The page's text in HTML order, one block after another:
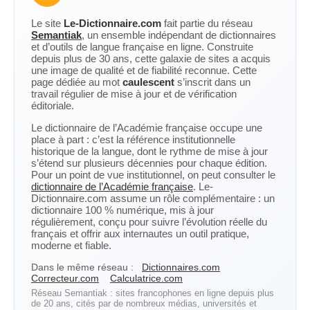
Le site Le-Dictionnaire.com fait partie du réseau
Semantiak, un ensemble indépendant de dictionnaires
et d’outils de langue française en ligne. Construite
depuis plus de 30 ans, cette galaxie de sites a acquis
une image de qualité et de fiabilité reconnue. Cette
page dédiée au mot caulescent s’inscrit dans un
travail régulier de mise à jour et de vérification
éditoriale.
Le dictionnaire de l’Académie française occupe une
place à part : c’est la référence institutionnelle
historique de la langue, dont le rythme de mise à jour
s’étend sur plusieurs décennies pour chaque édition.
Pour un point de vue institutionnel, on peut consulter le
dictionnaire de l’Académie française. Le-
Dictionnaire.com assume un rôle complémentaire : un
dictionnaire 100 % numérique, mis à jour
régulièrement, conçu pour suivre l’évolution réelle du
français et offrir aux internautes un outil pratique,
moderne et fiable.
Dans le même réseau :
Dictionnaires.com
Correcteur.com
Calculatrice.com
Réseau Semantiak : sites francophones en ligne depuis plus
de 20 ans, cités par de nombreux médias, universités et